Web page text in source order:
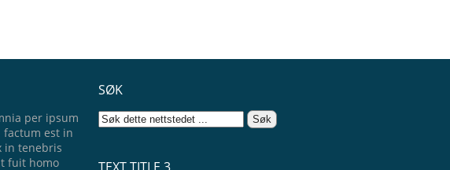
per ipsum
est in
in tenebris
fuit homo
SØK